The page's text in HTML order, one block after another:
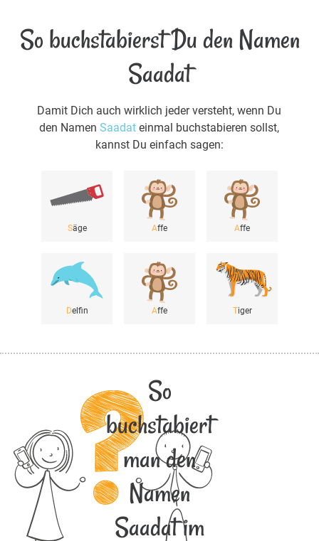
So buchstabierst Du den Namen
Saadat
Damit Dich auch wirklich jeder versteht, wenn Du
den NamenSaadat einmal buchstabieren sollst,
kannst Du einfach sagen:
Säge Affe Affe
Delfin Affe Tiger
So
buchstabiert
man den
Namen
Saadat im